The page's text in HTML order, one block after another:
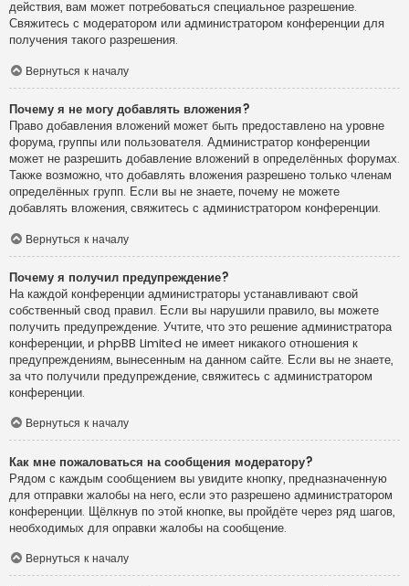
действия, вам может потребоваться специальное разрешение.
Свяжитесь с модератором или администратором конференции для
получения такого разрешения.
Вернуться к началу
Почему я не могу добавлять вложения?
Право добавления вложений может быть предоставлено на уровне
форума, группы или пользователя. Администратор конференции
может не разрешить добавление вложений в определённых форумах.
Также возможно, что добавлять вложения разрешено только членам
определённых групп. Если вы не знаете, почему не можете
добавлять вложения, свяжитесь с администратором конференции.
Вернуться к началу
Почему я получил предупреждение?
На каждой конференции администраторы устанавливают свой
собственный свод правил. Если вы нарушили правило, вы можете
получить предупреждение. Учтите, что это решение администратора
конференции, и phpBB Limited не имеет никакого отношения к
предупреждениям, вынесенным на данном сайте. Если вы не знаете,
за что получили предупреждение, свяжитесь с администратором
конференции.
Вернуться к началу
Как мне пожаловаться на сообщения модератору?
Рядом с каждым сообщением вы увидите кнопку, предназначенную
для отправки жалобы на него, если это разрешено администратором
конференции. Щёлкнув по этой кнопке, вы пройдёте через ряд шагов,
необходимых для оправки жалобы на сообщение.
Вернуться к началу